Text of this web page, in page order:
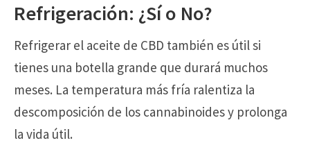
Refrigeración: ¿Sí o No?
Refrigerar el aceite de CBD también es útil si
tienes una botella grande que durará muchos
meses. La temperatura más fría ralentiza la
descomposición de los cannabinoides y prolonga
la vida útil.